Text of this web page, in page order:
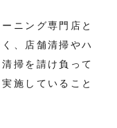
ニング専門店と
、店舗清掃やハ
掃を請け負って
施していること